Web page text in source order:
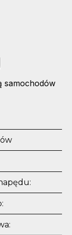
samochodów